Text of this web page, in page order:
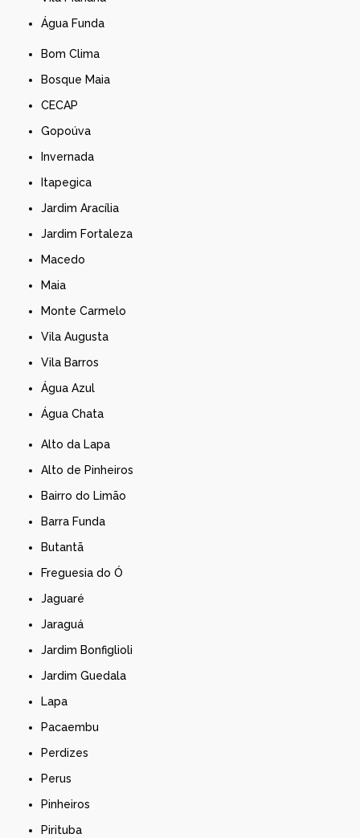
Água Funda
Bom Clima
Bosque Maia
CECAP
Gopoúva
Invernada
Itapegica
Jardim Aracília
Jardim Fortaleza
Macedo
Maia
Monte Carmelo
Vila Augusta
Vila Barros
Água Azul
Água Chata
Alto da Lapa
Alto de Pinheiros
Bairro do Limão
Barra Funda
Butantã
Freguesia do Ó
Jaguaré
Jaraguá
Jardim Bonfiglioli
Jardim Guedala
Lapa
Pacaembu
Perdizes
Perus
Pinheiros
Pirituba